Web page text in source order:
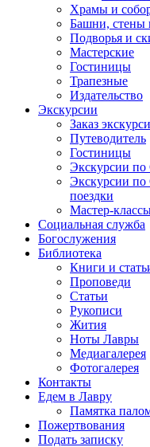
Храмы и
Башни, стены
Подворья и
Мастерские
Гостиницы
Трапезные
Издательство
Экскурсии
Заказ
Путеводитель
Гостиницы
Экскурсии по
Экскурсии по
поездки
Мастер-
Социальная служба
Богослужения
Библиотека
Книги и
Проповеди
Статьи
Рукописи
Жития
Ноты Лавры
Медиагалерея
Фотогалерея
Контакты
Едем в Лавру
Памятка
Пожертвования
Подать записку